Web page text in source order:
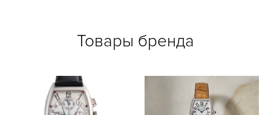
Товары бренда